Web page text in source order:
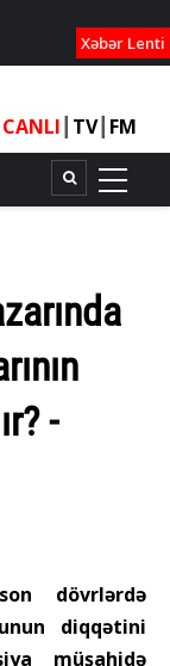
Xəbər Lenti
CANLI TV┃ FM
-
dövrlərdə
diqqətini
müşahidə